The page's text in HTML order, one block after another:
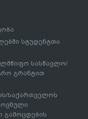
სტუდენტთა
სასწავლო/
გრანტით
საქართველოს
გამოცდების